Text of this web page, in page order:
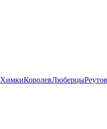
ХимкиКоролевЛюберцыРеутов